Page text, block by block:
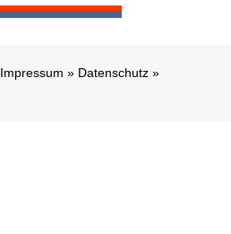
Impressum » Datenschutz »